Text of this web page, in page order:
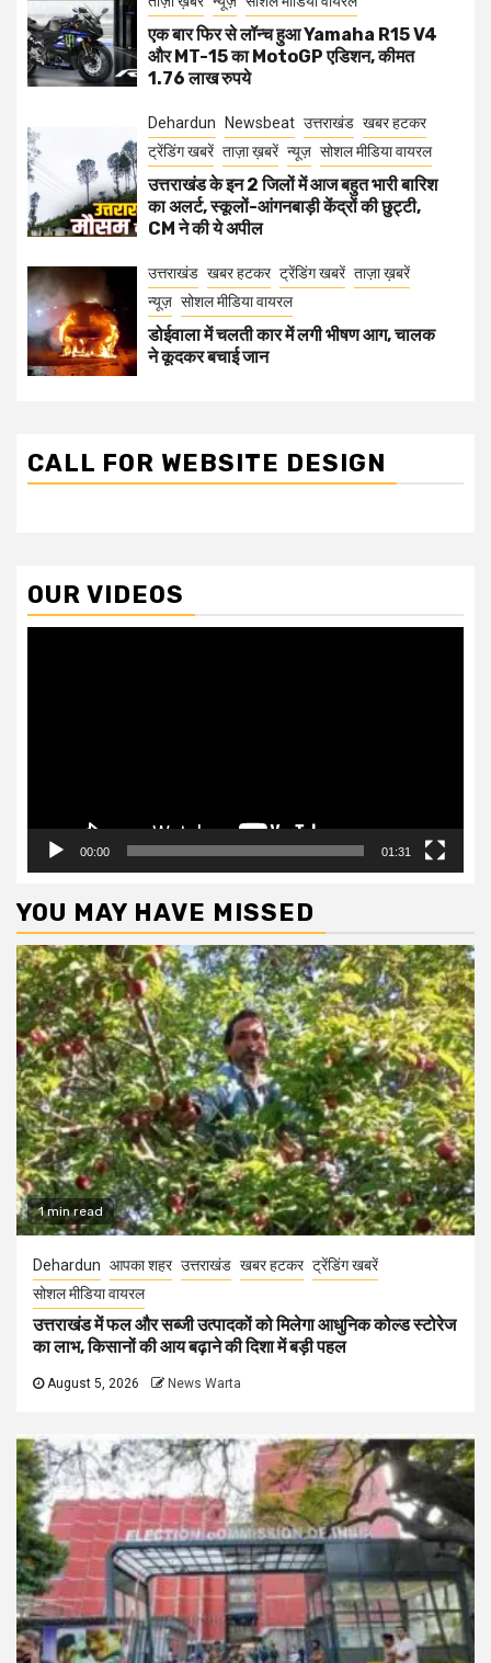
एक बार फिर से लॉन्च हुआ Yamaha R15 V4
और MT-15 का MotoGP एडिशन, कीमत
1.76 लाख रुपये
Dehardun Newsbeat उत्तराखंड खबर हटकर
ट्रेंडिंग खबरें ताज़ा ख़बरें न्यूज़ सोशल मीडिया वायरल
उत्तराखंड के इन 2 जिलों में आज बहुत भारी बारिश
का अलर्ट, स्कूलों-आंगनबाड़ी केंद्रों की छुट्टी,
CM ने की ये अपील
उत्तराखंड खबर हटकर ट्रेंडिंग खबरें ताज़ा ख़बरें
न्यूज़ सोशल मीडिया वायरल
डोईवाला में चलती कार में लगी भीषण आग, चालक
ने कूदकर बचाई जान
CALL FOR WEBSITE DESIGN
OUR VIDEOS
00:00 01:31
YOU MAY HAVE MISSED
1 min read
Dehardun आपका शहर उत्तराखंड खबर हटकर ट्रेंडिंग खबरें
सोशल मीडिया वायरल
उत्तराखंड में फल और सब्जी उत्पादकों को मिलेगा आधुनिक कोल्ड स्टोरेज
का लाभ, किसानों की आय बढ़ाने की दिशा में बड़ी पहल
August 5, 2026 News Warta